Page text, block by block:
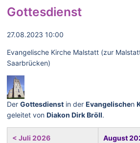
Gottesdienst
27.08.2023 10:00
Evangelische Kirche Malstatt (zur
Saarbrücken)
Der Gottesdienst in der Evangelischen
geleitet von Diakon Dirk Bröll.
< Juli 2026 August